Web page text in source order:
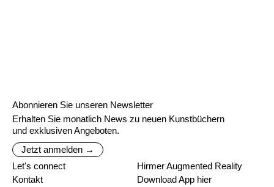
Abonnieren Sie unseren Newsletter
Erhalten Sie monatlich News zu neuen Kunstbüchern
und exklusiven Angeboten.
Jetzt anmelden →
Let's connect
Kontakt
Hirmer Augmented Reality
Download App hier